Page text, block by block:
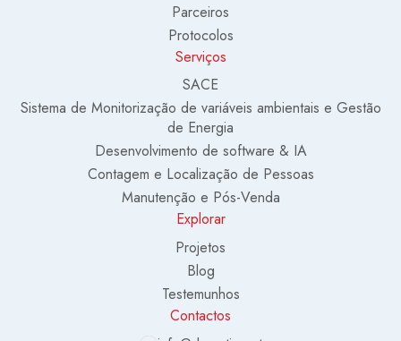
Parceiros
Protocolos
Serviços
SACE
Sistema de Monitorização de variáveis ambientais e Gestão
de Energia
Desenvolvimento de software & IA
Contagem e Localização de Pessoas
Manutenção e Pós-Venda
Explorar
Projetos
Blog
Testemunhos
Contactos